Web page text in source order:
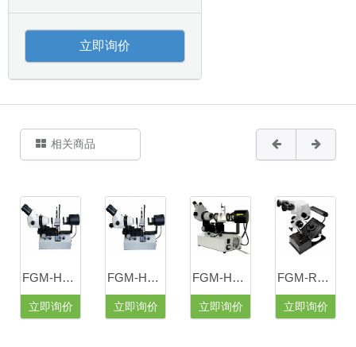
立即询价
相关商品
FGM-H1S-07宝鉴定工具显微镜
立即询价
FGM-H1S-08三目水平式油浸宝石显微镜
立即询价
FGM-H1S-11双目水平式油浸显微镜
立即询价
FGM-R1-15宝石鉴定显微镜
立即询价